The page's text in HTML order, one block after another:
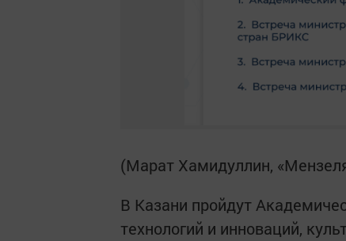
(Марат Хамидуллин,
В Казани пройдут
технологий и инноваций,